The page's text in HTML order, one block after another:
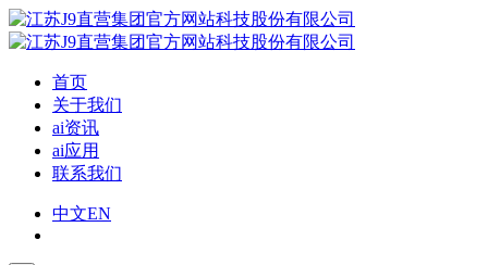
首页
关于我们
ai资讯
ai应用
联系我们
中文EN